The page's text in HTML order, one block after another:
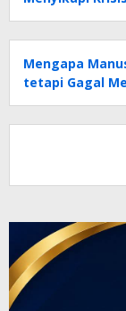
Mengapa
tetapi Gagal